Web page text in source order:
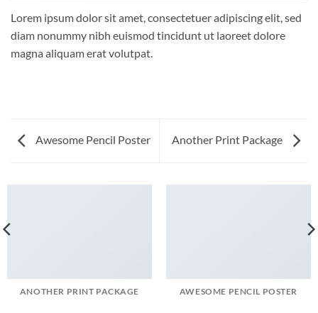
Lorem ipsum dolor sit amet, consectetuer adipiscing elit, sed
diam nonummy nibh euismod tincidunt ut laoreet dolore
magna aliquam erat volutpat.
Awesome Pencil Poster Another Print Package
ANOTHER PRINT PACKAGE AWESOME PENCIL POSTER